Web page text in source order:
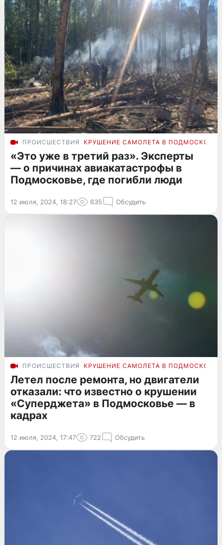
ПРОИСШЕСТВИЯ КРУШЕНИЕ САМОЛЕТА В ПОДМОСКОВЬЕ
«Это уже в третий раз». Эксперты
— о причинах авиакатастрофы в
Подмосковье, где погибли люди
12 июля, 2024, 18:27 635 Обсудить
ПРОИСШЕСТВИЯ КРУШЕНИЕ САМОЛЕТА В ПОДМОСКОВЬЕ
Летел после ремонта, но двигатели
отказали: что известно о крушении
«Суперджета» в Подмосковье — в
кадрах
12 июля, 2024, 17:47 722 Обсудить